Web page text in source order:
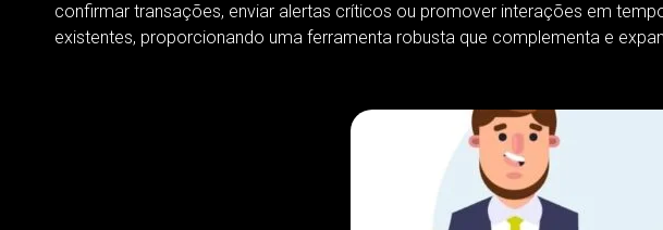
confirmar transações, enviar alertas críticos ou promover interações em
existentes, proporcionando uma ferramenta robusta que complementa e